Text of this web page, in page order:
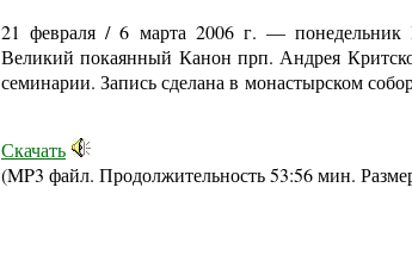
21 февраля / 6 марта 2006 г. — понедельник
Великий покаянный Канон прп. Андрея
семинарии. Запись сделана в монастырском
Скачать
(MP3 файл. Продолжительность53:56 мин.